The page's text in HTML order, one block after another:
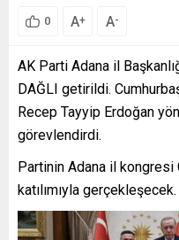
0 A+ A-
AK Parti Adana il
DAĞLI getirildi.
Recep Tayyip Erdoğan
görevlendirdi.
Partinin Adana il kongresi
katılımıyla gerçekleşecek.